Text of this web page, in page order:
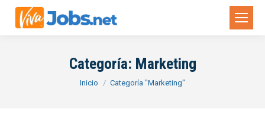
Categoría: Marketing
Estás aquí:
Inicio Categoría "Marketing"